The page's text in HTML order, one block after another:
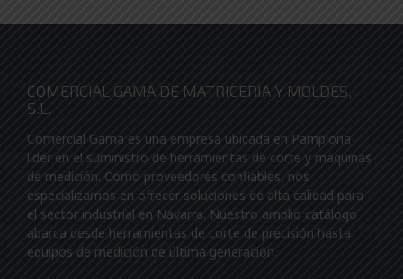
COMERCIAL GAMA DE MATRICERIA Y MOLDES,
S.L.
Comercial Gama es una empresa ubicada en Pamplona
líder en el suministro de herramientas de corte y máquinas
de medición. Como proveedores confiables, nos
especializamos en ofrecer soluciones de alta calidad para
el sector industrial en Navarra. Nuestro amplio catálogo
abarca desde herramientas de corte de precisión hasta
equipos de medición de última generación.